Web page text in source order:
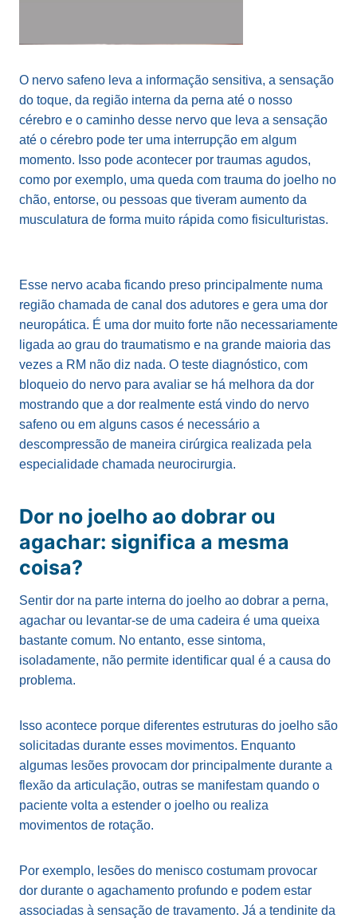
O nervo safeno leva a informação sensitiva, a sensação
do toque, da região interna da perna até o nosso
cérebro e o caminho desse nervo que leva a sensação
até o cérebro pode ter uma interrupção em algum
momento. Isso pode acontecer por traumas agudos,
como por exemplo, uma queda com trauma do joelho no
chão, entorse, ou pessoas que tiveram aumento da
musculatura de forma muito rápida como fisiculturistas.
Esse nervo acaba ficando preso principalmente numa
região chamada de canal dos adutores e gera uma dor
neuropática. É uma dor muito forte não necessariamente
ligada ao grau do traumatismo e na grande maioria das
vezes a RM não diz nada. O teste diagnóstico, com
bloqueio do nervo para avaliar se há melhora da dor
mostrando que a dor realmente está vindo do nervo
safeno ou em alguns casos é necessário a
descompressão de maneira cirúrgica realizada pela
especialidade chamada neurocirurgia.
Dor no joelho ao dobrar ou
agachar: significa a mesma
coisa?
Sentir dor na parte interna do joelho ao dobrar a perna,
agachar ou levantar-se de uma cadeira é uma queixa
bastante comum. No entanto, esse sintoma,
isoladamente, não permite identificar qual é a causa do
problema.
Isso acontece porque diferentes estruturas do joelho são
solicitadas durante esses movimentos. Enquanto
algumas lesões provocam dor principalmente durante a
flexão da articulação, outras se manifestam quando o
paciente volta a estender o joelho ou realiza
movimentos de rotação.
Por exemplo, lesões do menisco costumam provocar
dor durante o agachamento profundo e podem estar
associadas à sensação de travamento. Já a tendinite da